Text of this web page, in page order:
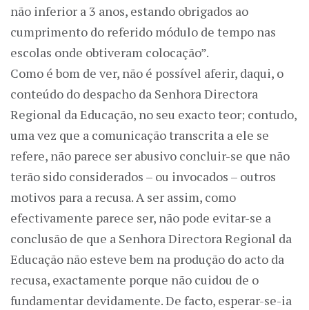
não inferior a 3 anos, estando obrigados ao
cumprimento do referido módulo de tempo nas
escolas onde obtiveram colocação”.
Como é bom de ver, não é possível aferir, daqui, o
conteúdo do despacho da Senhora Directora
Regional da Educação, no seu exacto teor; contudo,
uma vez que a comunicação transcrita a ele se
refere, não parece ser abusivo concluir-se que não
terão sido considerados – ou invocados – outros
motivos para a recusa. A ser assim, como
efectivamente parece ser, não pode evitar-se a
conclusão de que a Senhora Directora Regional da
Educação não esteve bem na produção do acto da
recusa, exactamente porque não cuidou de o
fundamentar devidamente. De facto, esperar-se-ia